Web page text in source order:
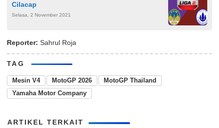
Cilacap
Selasa, 2 November 2021
Reporter: Sahrul Roja
TAG
Mesin V4 MotoGP 2026
MotoGP Thailand
Yamaha Motor Company
ARTIKEL TERKAIT